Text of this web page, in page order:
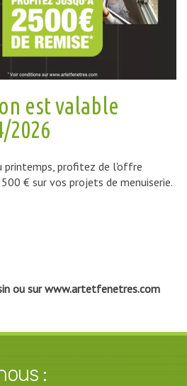
est valable
2026
printemps, profitez de l'offre
€ sur vos projets de menuiserie.
ou sur www.artetfenetres.com
: